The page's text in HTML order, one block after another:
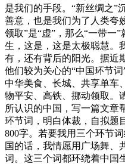
是我们的手段。“新丝绸之”
善意，也是我们为了人类夸
领取”是“虚”，那么“一带一
生，这是，这是太极聪慧。
有，还有背后的阳光。据近
他们较为关心的“中国环节
中华美食、长城、共享单车
物平安、高铁、挪动领取。
所认识的中国，写一篇文章
环节词，明白体裁，自拟题
800字。若要我用三个环节
国的话，我情愿用广场舞、
词。这三个词都环绕着中国